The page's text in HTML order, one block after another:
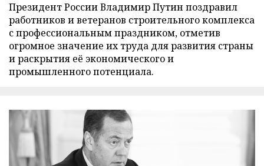
Президент России Владимир Путин поздравил
работников и ветеранов строительного комплекса
с профессиональным праздником, отметив
огромное значение их труда для развития страны
и раскрытия её экономического и
промышленного потенциала.